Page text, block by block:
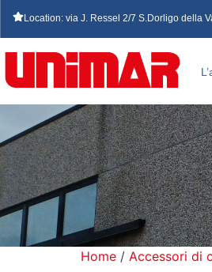
Location: via J. Ressel 2/7 S.Dorligo della
Home / Accessori di